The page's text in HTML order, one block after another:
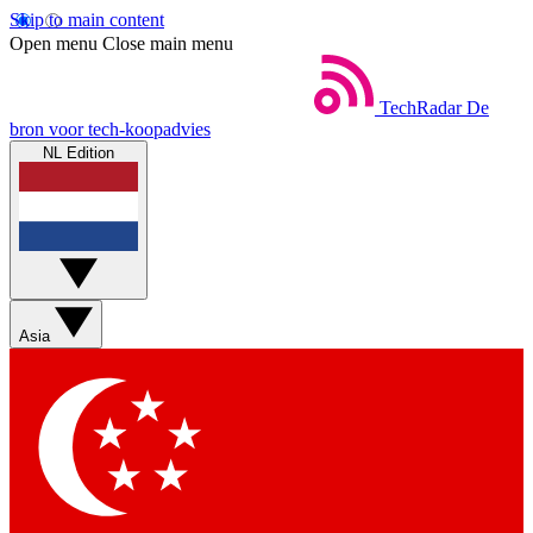
Skip to main content
Open menu Close main menu
TechRadar De
bron voor tech-koopadvies
NL Edition
Asia